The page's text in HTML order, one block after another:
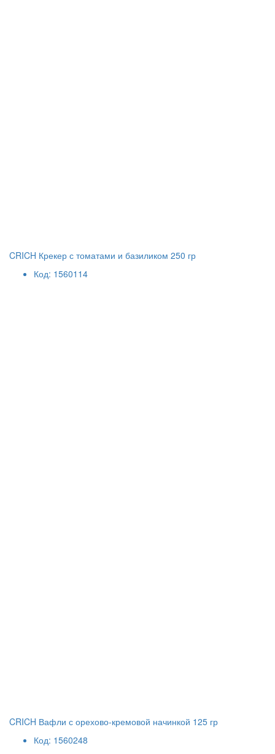
CRICH Крекер с томатами и базиликом 250 гр
Код: 1560114
CRICH Вафли с орехово-кремовой начинкой 125 гр
Код: 1560248